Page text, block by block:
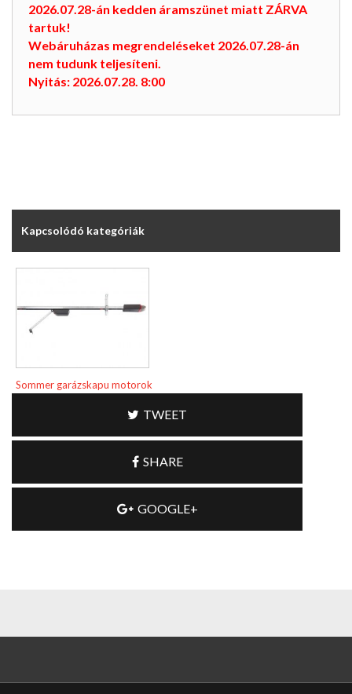
2026.07.28-án kedden áramszünet miatt ZÁRVA
tartuk!
Webáruházas megrendeléseket 2026.07.28-án
nem tudunk teljesíteni.
Nyitás: 2026.07.28. 8:00
Kapcsolódó kategóriák
Sommer garázskapu motorok
TWEET
SHARE
GOOGLE+